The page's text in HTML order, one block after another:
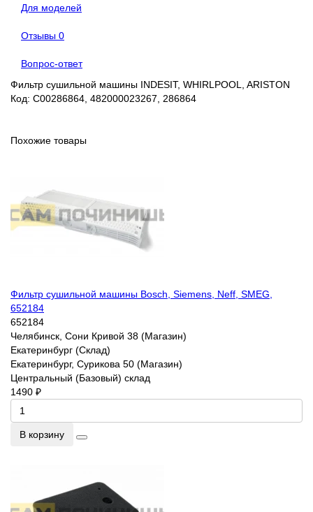
Для моделей
Отзывы 0
Вопрос-ответ
Фильтр сушильной машины INDESIT, WHIRLPOOL, ARISTON
Код: C00286864, 482000023267, 286864
Похожие товары
Фильтр сушильной машины Bosch, Siemens, Neff, SMEG,
652184
652184
Челябинск, Сони Кривой 38 (Магазин)
Екатеринбург (Склад)
Екатеринбург, Сурикова 50 (Магазин)
Центральный (Базовый) склад
1490 ₽
В корзину